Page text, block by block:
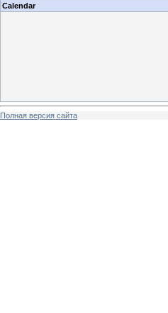
Calendar
Полная версия сайта